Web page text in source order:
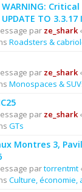
WARNING:
TO 3.3.17
par ze_shark
Roadsters &
par ze_shark
Monospaces &
par ze_shark
GTs
Montres 3,
partorrentmt
Culture, économie,